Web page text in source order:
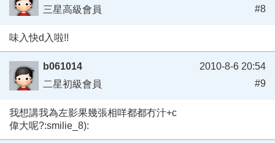
三星高級會員
#8
味入快d入啦!!
b061014
二星初級會員
2010-8-6 20:54
#9
我想講我為左影果幾張相咩都都冇汁+c
偉大呢?:smilie_8):